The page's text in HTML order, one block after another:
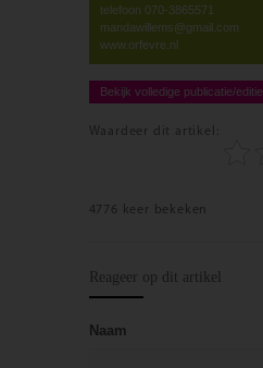
telefoon 070-3865571
mandawillems@gmail.com
www.orfevre.nl
Bekijk volledige publicatie/editie
Waardeer dit artikel:
4776 keer bekeken
Reageer op dit artikel
Naam